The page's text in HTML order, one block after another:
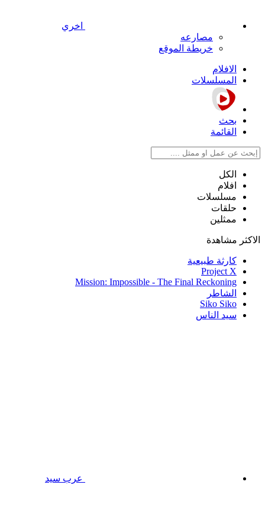
اخري
مصارعه
خريطة الموقع
الافلام
المسلسلات
بحث
القائمة
الكل
افلام
مسلسلات
حلقات
ممثلين
الاكثر مشاهدة
كارثة طبيعية
Project X
Mission: Impossible - The Final Reckoning
الشاطر
Siko Siko
سيد الناس
عرب سيد